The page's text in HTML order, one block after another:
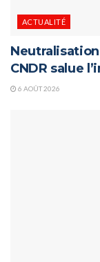
ACTUALITÉ
CNDR salue
6 AOÛT 2026